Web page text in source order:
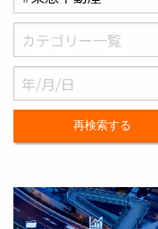
再検索する